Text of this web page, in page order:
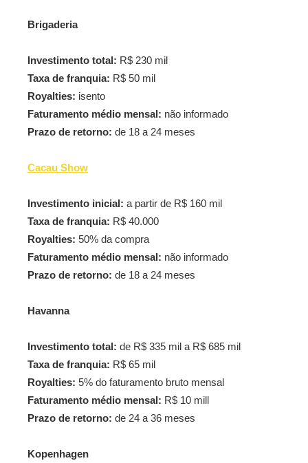
Brigaderia
Investimento total: R$ 230 mil
Taxa de franquia: R$ 50 mil
Royalties: isento
Faturamento médio mensal: não informado
Prazo de retorno: de 18 a 24 meses
Cacau Show
Investimento inicial: a partir de R$ 160 mil
Taxa de franquia: R$ 40.000
Royalties: 50% da compra
Faturamento médio mensal: não informado
Prazo de retorno: de 18 a 24 meses
Havanna
Investimento total: de R$ 335 mil a R$ 685 mil
Taxa de franquia: R$ 65 mil
Royalties: 5% do faturamento bruto mensal
Faturamento médio mensal: R$ 10 mill
Prazo de retorno: de 24 a 36 meses
Kopenhagen